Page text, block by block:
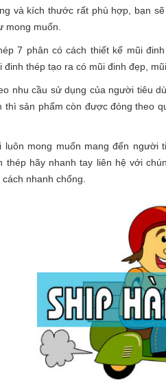
và kích thước rất phù hợp, bạn
mong muốn.
7 phân có cách thiết kế mũi
đinh thép tạo ra có mũi đinh đẹp,
nhu cầu sử dụng của người tiêu
thì sản phẩm còn được đóng theo
luôn mong muốn mang đến
thép hãy nhanh tay liên hệ với
nhanh chống.